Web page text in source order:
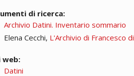
di ricerca:
Archivio Datini. Inventario sommario
Elena Cecchi, L'Archivio di Francesco
web:
Datini